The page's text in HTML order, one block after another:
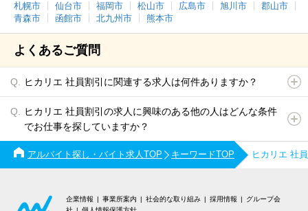
札幌市 仙台市 福岡市 松山市 広島市 旭川市
郡山市
青森市
函館市 北九州市 熊本市
よくあるご質問
ヒカリエ 社員割引に関連する求人は何件ありますか？
ヒカリエ 社員割引の求人に興味のある他の人はどんな条件
でお仕事を探していますか？
アルバイト探し・バイト求人TOP キーワードTOP ヒカリエ 社
企業情報 事業所案内 社会的な取り組み 採用情報
グループ会